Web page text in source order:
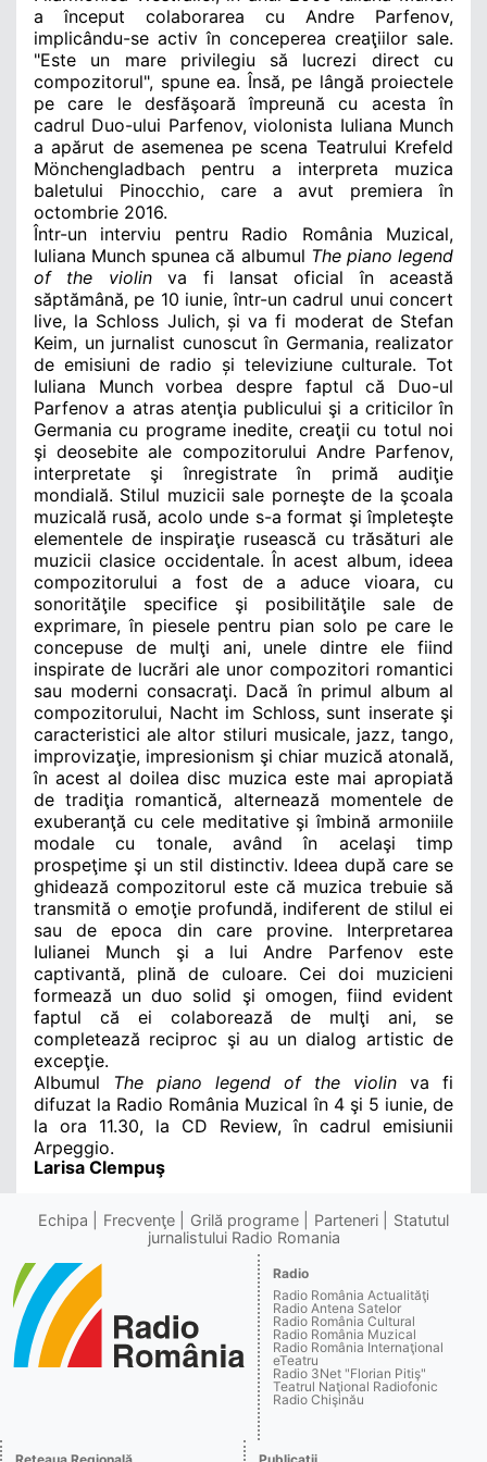
a început colaborarea cu Andre Parfenov,
implicându-se activ în conceperea creaţiilor sale.
"Este un mare privilegiu să lucrezi direct cu
compozitorul", spune ea. Însă, pe lângă proiectele
pe care le desfăşoară împreună cu acesta în
cadrul Duo-ului Parfenov, violonista Iuliana Munch
a apărut de asemenea pe scena Teatrului Krefeld
Mönchengladbach pentru a interpreta muzica
baletului Pinocchio, care a avut premiera în
octombrie 2016.
Într-un interviu pentru Radio România Muzical,
Iuliana Munch spunea că albumul The piano legend
of the violinva fi lansat oficial în această
săptămână, pe 10 iunie, într-un cadrul unui concert
live, la Schloss Julich, și va fi moderat de Stefan
Keim, un jurnalist cunoscut în Germania, realizator
de emisiuni de radio și televiziune culturale. Tot
Iuliana Munch vorbea despre faptul că Duo-ul
Parfenov a atras atenţia publicului şi a criticilor în
Germania cu programe inedite, creaţii cu totul noi
şi deosebite ale compozitorului Andre Parfenov,
interpretate şi înregistrate în primă audiţie
mondială. Stilul muzicii sale porneşte de la şcoala
muzicală rusă, acolo unde s-a format şi împleteşte
elementele de inspiraţie rusească cu trăsături ale
muzicii clasice occidentale. În acest album, ideea
compozitorului a fost de a aduce vioara, cu
sonorităţile specifice şi posibilităţile sale de
exprimare, în piesele pentru pian solo pe care le
concepuse de mulţi ani, unele dintre ele fiind
inspirate de lucrări ale unor compozitori romantici
sau moderni consacraţi. Dacă în primul album al
compozitorului, Nacht im Schloss, sunt inserate şi
caracteristici ale altor stiluri musicale, jazz, tango,
improvizaţie, impresionism şi chiar muzică atonală,
în acest al doilea disc muzica este mai apropiată
de tradiţia romantică, alternează momentele de
exuberanţă cu cele meditative şi îmbină armoniile
modale cu tonale, având în acelaşi timp
prospeţime şi un stil distinctiv. Ideea după care se
ghidează compozitorul este că muzica trebuie să
transmită o emoţie profundă, indiferent de stilul ei
sau de epoca din care provine.
Interpretarea
Iulianei Munch şi a lui Andre Parfenov este
captivantă, plină de culoare. Cei doi muzicieni
formează un duo solid şi omogen, fiind evident
faptul că ei colaborează de mulţi ani, se
completează reciproc şi au un dialog artistic de
excepţie.
Albumul The piano legend of the violin va fi
difuzat la Radio România Muzical în 4 şi 5 iunie, de
la ora 11.30, la CD Review, în cadrul emisiunii
Arpeggio.
Larisa Clempuş
Echipa Frecvenţe Grilă programe Parteneri
Statutul
jurnalistului Radio Romania
Radio
Radio România Actualităţi
Radio Antena Satelor
Radio România Cultural
Radio România Muzical
Radio România Internaţional
eTeatru
Radio 3Net "Florian Pitiş"
Teatrul Naţional Radiofonic
Radio Chişinău